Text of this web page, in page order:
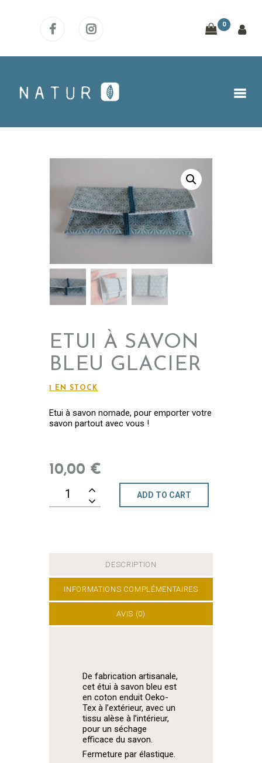
0
OÙ NOUS TROUVER ?
ACTUS
ETUI À SAVON
BLEU GLACIER
10,00 €
Etui à savon nomade, pour emporter votre
savon partout avec vous !
1 EN STOCK
ADD TO CART
DESCRIPTION
INFORMATIONS COMPLÉMENTAIRES
AVIS (0)
De fabrication artisanale,
cet étui à savon bleu est
en coton enduit Oeko-
Tex à l’extérieur, avec un
tissu alèse à l’intérieur,
pour un séchage
efficace du savon.
Fermeture par élastique.